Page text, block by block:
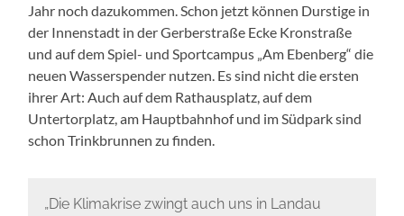
Jahr noch dazukommen. Schon jetzt können Durstige in
der Innenstadt in der Gerberstraße Ecke Kronstraße
und auf dem Spiel- und Sportcampus „Am Ebenberg“ die
neuen Wasserspender nutzen. Es sind nicht die ersten
ihrer Art: Auch auf dem Rathausplatz, auf dem
Untertorplatz, am Hauptbahnhof und im Südpark sind
schon Trinkbrunnen zu finden.
„Die Klimakrise zwingt auch uns in Landau